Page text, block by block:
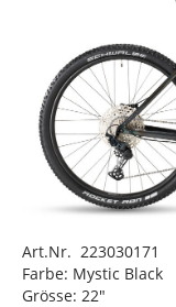
Art.Nr. 223030171
Farbe: Mystic Black
Grösse: 22"